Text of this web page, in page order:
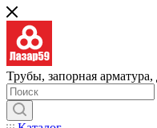
Трубы, запорная арматура,